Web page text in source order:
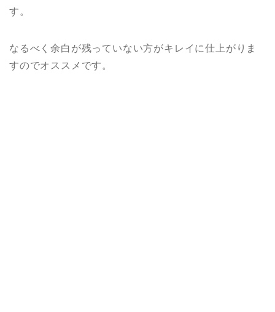
す。
なるべく余白が残っていない方がキレイに仕上がりま
すのでオススメです。